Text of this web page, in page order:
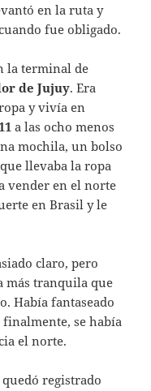
en la ruta y
fue obligado.
la terminal de
de Jujuy. Era
y vivía en
a las ocho menos
mochila, un bolso
llevaba la ropa
vender en el norte
en Brasil y le
claro, pero
más tranquila que
Había fantaseado
finalmente, se había
el norte.
registrado